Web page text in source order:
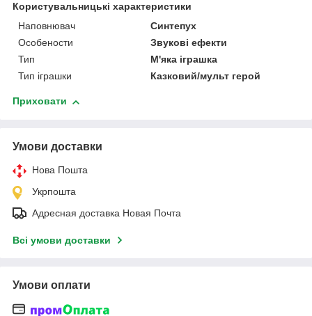
Користувальницькі характеристики
Наповнювач
Синтепух
Особености
Звукові ефекти
Тип
М'яка іграшка
Тип іграшки
Казковий/мульт герой
Приховати
Умови доставки
Нова Пошта
Укрпошта
Адресная доставка Новая Почта
Всі умови доставки
Умови оплати